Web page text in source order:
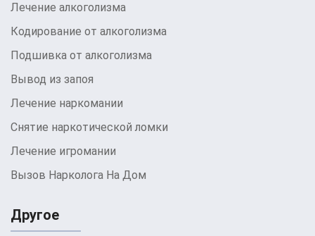
Лечение алкоголизма
Кодирование от алкоголизма
Подшивка от алкоголизма
Вывод из запоя
Лечение наркомании
Снятие наркотической ломки
Лечение игромании
Вызов Нарколога На Дом
Другое